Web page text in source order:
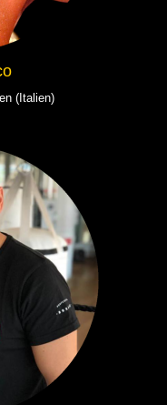
(Italien)